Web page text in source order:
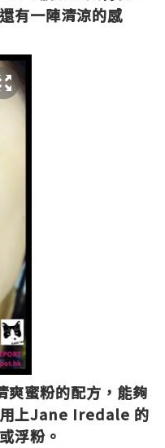
有一陣清涼的感
爽蜜粉的配方，能夠
用上Jane Iredale 的
浮粉。